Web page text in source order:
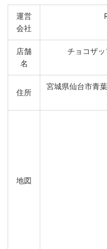
運営
会社
店舗
名
チョコザ
住所
宮城県仙台市青
地図